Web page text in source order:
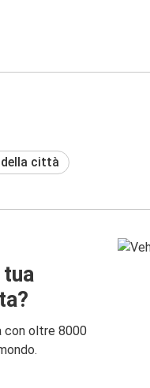
della città
con oltre 8000